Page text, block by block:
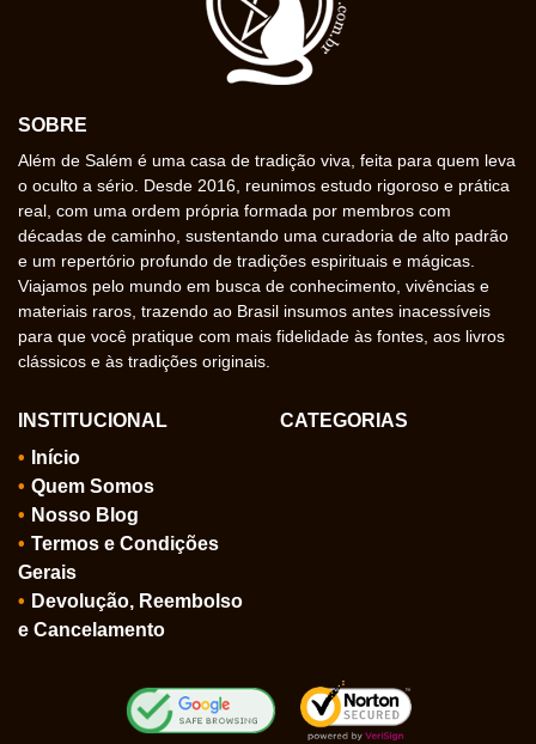
SOBRE
Além de Salém é uma casa de tradição viva, feita para quem leva
o oculto a sério. Desde 2016, reunimos estudo rigoroso e prática
real, com uma ordem própria formada por membros com
décadas de caminho, sustentando uma curadoria de alto padrão
e um repertório profundo de tradições espirituais e mágicas.
Viajamos pelo mundo em busca de conhecimento, vivências e
materiais raros, trazendo ao Brasil insumos antes inacessíveis
para que você pratique com mais fidelidade às fontes, aos livros
clássicos e às tradições originais.
INSTITUCIONAL
Início
Quem Somos
Nosso Blog
Termos e Condições
Gerais
Devolução, Reembolso
e Cancelamento
CATEGORIAS